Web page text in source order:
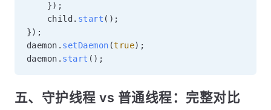
}) ;
    child
. start ( ) ;
}) ;
daemon . setDaemon (true) ;
daemon . start ( ) ;
五、守护线程 vs 普通线程：完整对比